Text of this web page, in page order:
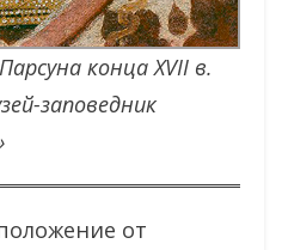
конца XVII в.
заповедник
от